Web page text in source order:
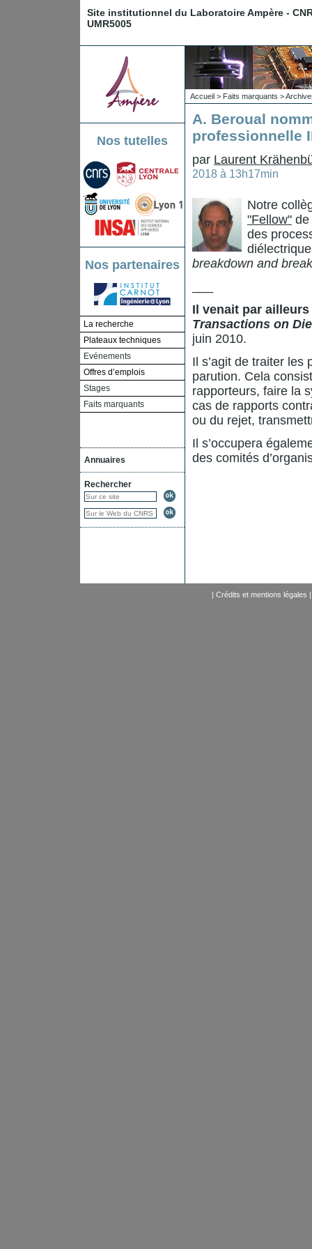
Site institutionnel du Laboratoire Ampère -
UMR5005
Nos tutelles
Nos partenaires
La recherche
Plateaux techniques
Evénements
Offres d’emplois
Stages
Faits marquants
Annuaires
Rechercher
Accueil > Faits marquants >
A. Beroual
professionnelle
par Laurent
2018 à 13h17min
Notre
"Fellow" de
des
breakdown and
Il venait par ailleurs
Transactions on
juin 2010.
Il s’agit de traiter les
parution. Cela
rapporteurs, faire la
cas de rapports
ou du rejet,
Il s’occupera
des comités
| Crédits et mentions légales